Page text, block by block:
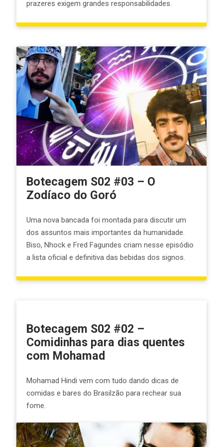
prazeres exigem grandes responsabilidades.
Botecagem S02 #03 – O
Zodíaco do Goró
Uma nova bancada foi montada para discutir um
dos assuntos mais importantes da humanidade.
Biso, Nhock e Fred Fagundes criam nesse episódio
a lista oficial e definitiva das bebidas dos signos.
Botecagem S02 #02 –
Comidinhas para dias quentes
com Mohamad
Mohamad Hindi vem com tudo dando dicas de
comidas e bares do Brasilzão para rechear sua
fome.